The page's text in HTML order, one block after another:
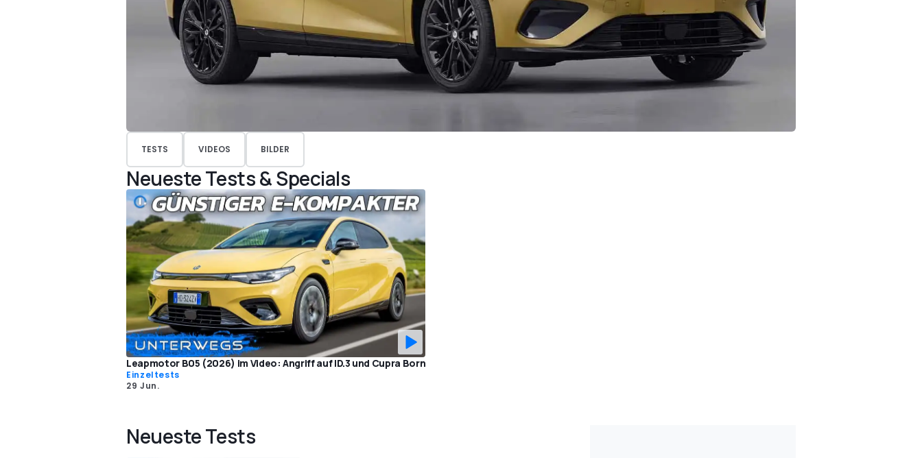
TESTS VIDEOS BILDER
Neueste Tests & Specials
Leapmotor B05 (2026) im Video: Angriff auf ID.3 und Cupra Born
Einzeltests
29 Jun.
Neueste Tests